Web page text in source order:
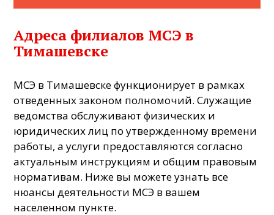
Адреса филиалов МСЭ в
Тимашевске
МСЭ в Тимашевске функционирует в рамках
отведенных законом полномочий. Служащие
ведомства обслуживают физических и
юридических лиц по утвержденному времени
работы, а услуги предоставляются согласно
актуальным инструкциям и общим правовым
нормативам. Ниже вы можете узнать все
нюансы деятельности МСЭ в вашем
населенном пункте.